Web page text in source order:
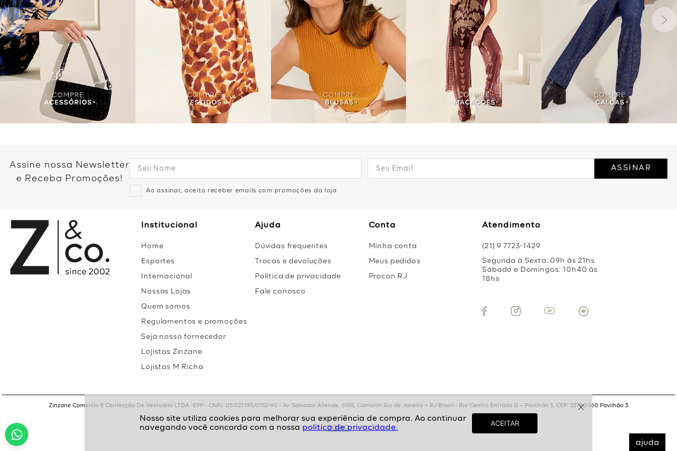
ajuda
politíca de privacidade.
Assine nossa Newsletter
e Receba Promoções!
Ao assinar, aceito receber emails com promoções da loja
ASSINAR
Institucional
Home
Esportes
Internacional
Nossas Lojas
Quem somos
Regulamentos e promoções
Seja nosso fornecedor
Lojistas Zinzane
Lojistas M Richa
Ajuda
Dúvidas frequentes
Trocas e devoluções
Política de privacidade
Fale conosco
Conta
Minha conta
Meus pedidos
Procon RJ
Atendimento
(21) 9 7723-1429
Segunda à Sexta: 09h às 21hs
Sábado e Domingos: 10h40 às
18hs
Zinzane Comercio E Confecção De Vestuário LTDA -EPP - CNPJ: 05.027.195/0152-90 - Av. Salvador Allende, 6555, Camorim Rio de Janeiro – RJ Brasil - Rio Centro Entrada G – Pavilhão 3, CEP: 22780-160 Pavilhão 3
TOPO